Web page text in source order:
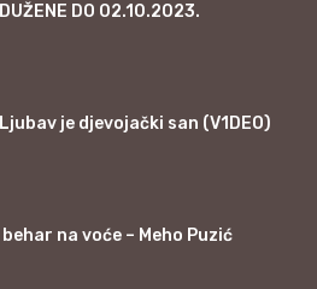
DO 02.10.2023.
je djevojački san (V1DEO)
na voće – Meho Puzić